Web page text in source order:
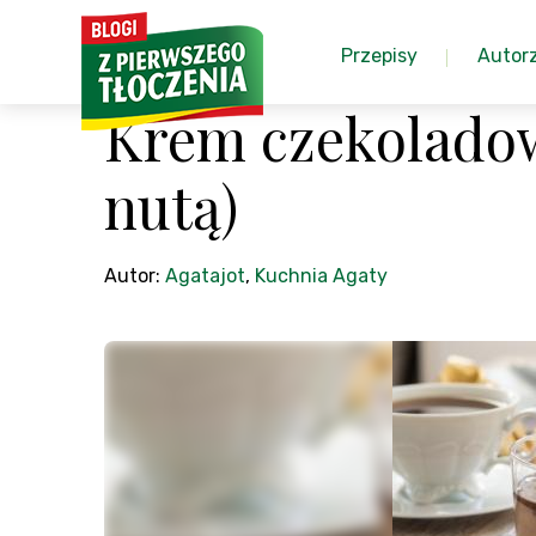
Przepisy
Krem
nutą)
Autor: Agatajot, Kuchnia Agaty